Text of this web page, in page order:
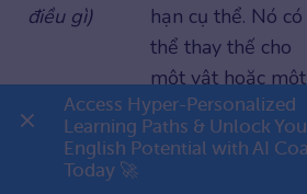
điều gì)
hạn cụ thể. Nó có
thể thay thế cho
một vật hoặc một
sự việc nào đó mà
không xác định rõ
👉 Premium 1 năm
Access Hyper-Personalized
Learning Paths & Unlock
English Potential with AI
Today 🚀